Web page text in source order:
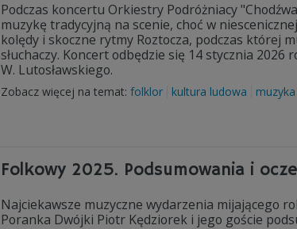
Podczas koncertu Orkiestry Podróżniacy
muzykę tradycyjną na scenie, choć w
kolędy i skoczne rytmy Roztocza, podczas której
słuchaczy. Koncert odbędzie się 14 stycznia
W. Lutosławskiego.
Zobacz więcej na temat: folklor kultura ludowa
Folkowy 2025. Podsumowania i
Najciekawsze muzyczne wydarzenia mijającego
Poranka Dwójki Piotr Kędziorek i jego goście